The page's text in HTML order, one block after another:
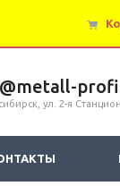
ул. 2-я